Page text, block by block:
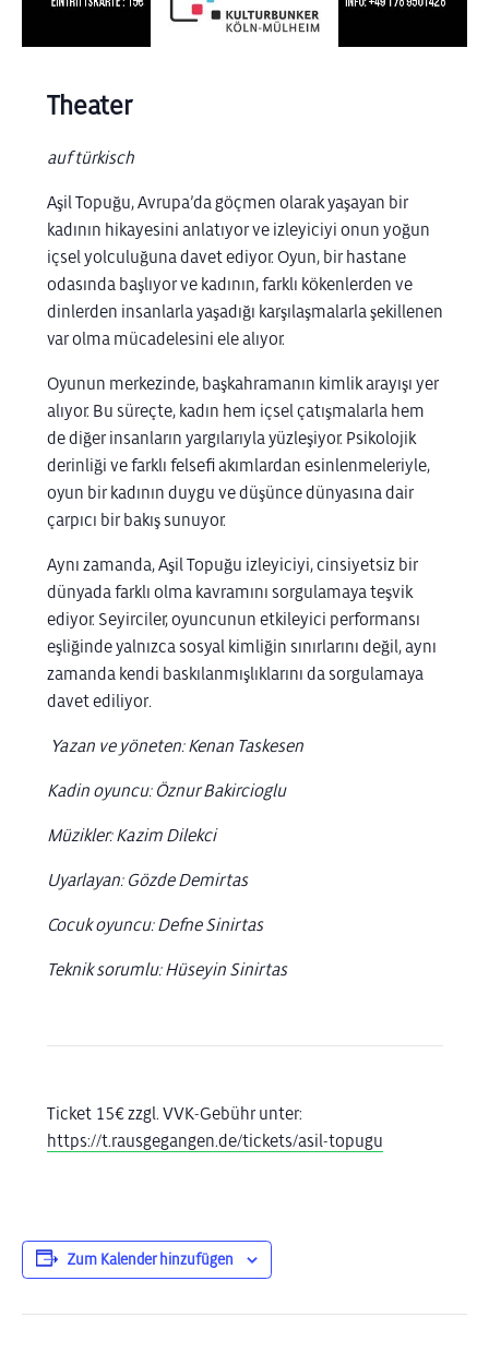
Theater
auf türkisch
Aşil Topuğu, Avrupa’da göçmen olarak yaşayan bir
kadının hikayesini anlatıyor ve izleyiciyi onun yoğun
içsel yolculuğuna davet ediyor. Oyun, bir hastane
odasında başlıyor ve kadının, farklı kökenlerden ve
dinlerden insanlarla yaşadığı karşılaşmalarla şekillenen
var olma mücadelesini ele alıyor.
Oyunun merkezinde, başkahramanın kimlik arayışı yer
alıyor. Bu süreçte, kadın hem içsel çatışmalarla hem
de diğer insanların yargılarıyla yüzleşiyor. Psikolojik
derinliği ve farklı felsefi akımlardan esinlenmeleriyle,
oyun bir kadının duygu ve düşünce dünyasına dair
çarpıcı bir bakış sunuyor.
Aynı zamanda, Aşil Topuğu izleyiciyi, cinsiyetsiz bir
dünyada farklı olma kavramını sorgulamaya teşvik
ediyor. Seyirciler, oyuncunun etkileyici performansı
eşliğinde yalnızca sosyal kimliğin sınırlarını değil, aynı
zamanda kendi baskılanmışlıklarını da sorgulamaya
davet ediliyor.
Yazan ve yöneten: Kenan Taskesen
Kadin oyuncu: Öznur Bakircioglu
Müzikler: Kazim Dilekci
Uyarlayan: Gözde Demirtas
Cocuk oyuncu: Defne Sinirtas
Teknik sorumlu: Hüseyin Sinirtas
Ticket 15€ zzgl. VVK-Gebühr unter:
https://t.rausgegangen.de/tickets/asil-topugu
Zum Kalender hinzufügen